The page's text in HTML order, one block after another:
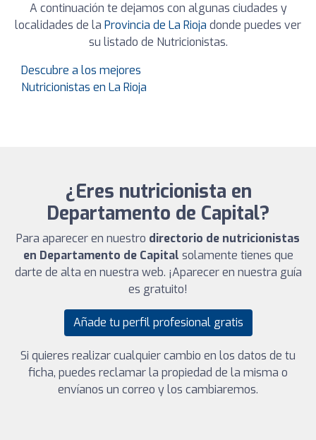
A continuación te dejamos con algunas ciudades y
localidades de la Provincia de La Rioja donde puedes ver
su listado de Nutricionistas.
Descubre a los mejores
Nutricionistas en La Rioja
¿Eres nutricionista en
Departamento de Capital?
Para aparecer en nuestro directorio de nutricionistas
en Departamento de Capital solamente tienes que
darte de alta en nuestra web. ¡Aparecer en nuestra guía
es gratuito!
Añade tu perfil profesional gratis
Si quieres realizar cualquier cambio en los datos de tu
ficha, puedes reclamar la propiedad de la misma o
envíanos un correo y los cambiaremos.